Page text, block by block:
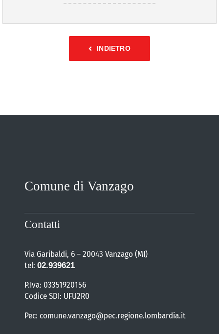
INDIETRO
Comune di Vanzago
Contatti
Via Garibaldi, 6 – 20043 Vanzago (MI)
tel: 02.939621
P.Iva: 03351920156
Codice SDI: UFU2R0
Pec: comune.vanzago@pec.regione.lombardia.it